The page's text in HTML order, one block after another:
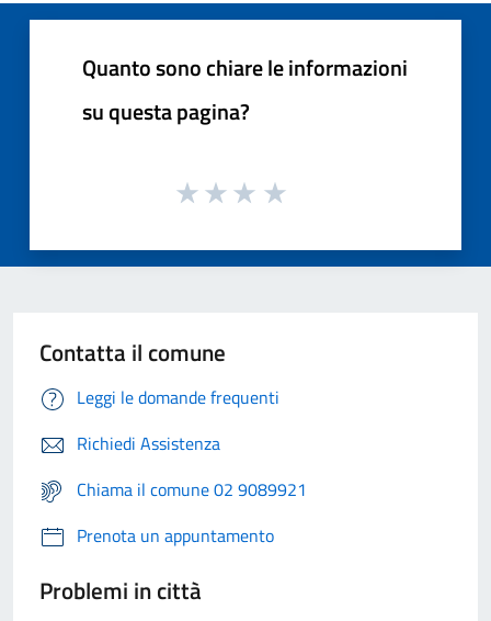
Quanto sono chiare le informazioni
su questa pagina?
Contatta il comune
Leggi le domande frequenti
Richiedi Assistenza
Chiama il comune 02 9089921
Prenota un appuntamento
Problemi in città